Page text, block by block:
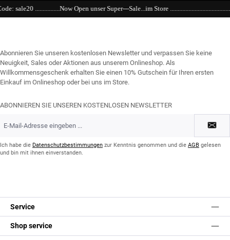
Open unser Super---Sale...im Store
Abonnieren Sie unseren kostenlosen Newsletter und verpassen Sie keine
Neuigkeit, Sales oder Aktionen aus unserem Onlineshop. Als
Willkommensgeschenk erhalten Sie einen 10% Gutschein für Ihren ersten
Einkauf im Onlineshop oder bei uns im Store.
ABONNIEREN SIE UNSEREN KOSTENLOSEN NEWSLETTER
Mail-
*Ich habe die Datenschutzbestimmungen zur Kenntnis genommen und die AGB gelesen
und bin mit ihnen einverstanden.
Service
Shop service